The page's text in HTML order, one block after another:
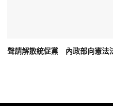
聲請解散統促黨 內政部向憲法